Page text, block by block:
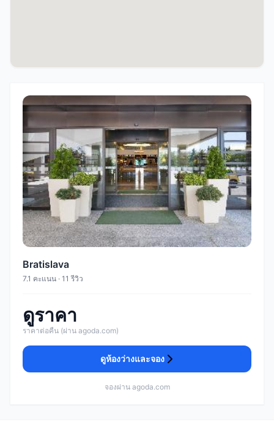
Bratislava
7.1 คะแนน · 11 รีวิว
ดูราคา
ราคาต่อคืน (ผ่าน agoda.com)
ดูห้องว่างและจอง
จองผ่าน agoda.com